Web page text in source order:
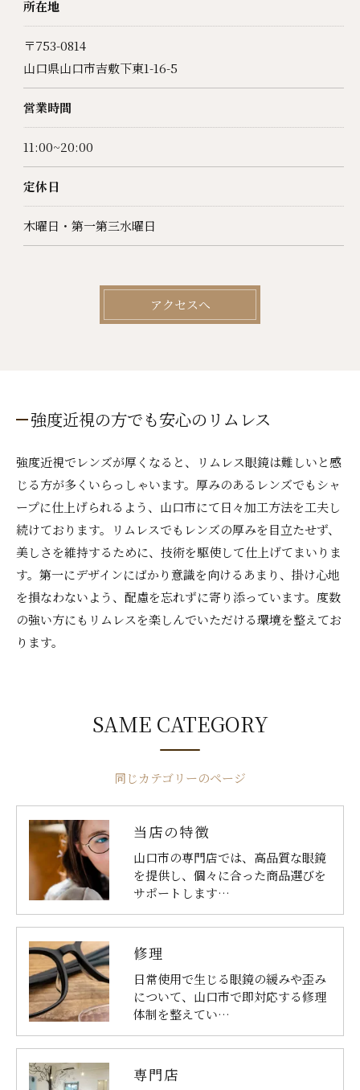
所在地
〒753-0814
山口県山口市吉敷下東1-16-5
営業時間
11:00~20:00
定休日
木曜日・第一第三水曜日
アクセスへ
強度近視の方でも安心のリムレス
強度近視でレンズが厚くなると、リムレス眼鏡は難しいと感
じる方が多くいらっしゃいます。厚みのあるレンズでもシャ
ープに仕上げられるよう、山口市にて日々加工方法を工夫し
続けております。リムレスでもレンズの厚みを目立たせず、
美しさを維持するために、技術を駆使して仕上げてまいりま
す。第一にデザインにばかり意識を向けるあまり、掛け心地
を損なわないよう、配慮を忘れずに寄り添っています。度数
の強い方にもリムレスを楽しんでいただける環境を整えてお
ります。
同じカテゴリーのページ
SAME CATEGORY
当店の特徴
山口市の専門店では、高品質な眼鏡
を提供し、個々に合った商品選びを
サポートします…
修理
日常使用で生じる眼鏡の緩みや歪み
について、山口市で即対応する修理
体制を整えてい…
専門店
お問い合わせはこちら